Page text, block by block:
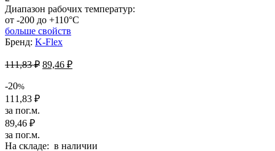
Диапазон рабочих температур:
от -200 до +110°C
больше свойств
Бренд: K-Flex
111,83₽ Первоначальная
89,46 ₽Текущая
-20%
111,83 ₽
за пог.м.
89,46 ₽
за пог.м.
На складе: в наличии